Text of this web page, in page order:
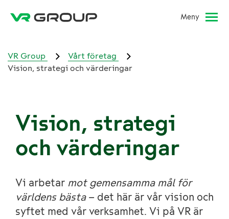
Meny
VR Group
Vårt företag
Vision, strategi och värderingar
Vision, strategi
och värderingar
Vi arbetar mot gemensamma mål för
världens bästa– det här är vår vision och
syftet med vår verksamhet. Vi på VR är